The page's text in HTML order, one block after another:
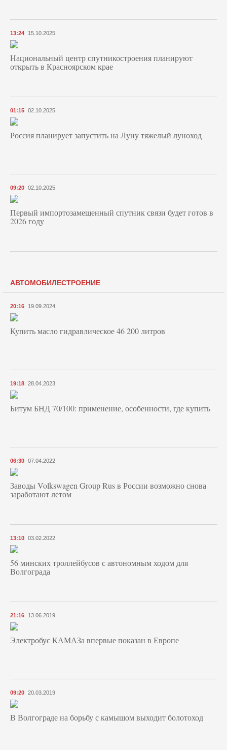
13:24 15.10.2025
Национальный центр спутникостроения планируют
открыть в Красноярском крае
01:15 02.10.2025
Россия планирует запустить на Луну тяжелый луноход
09:20 02.10.2025
Первый импортозамещенный спутник связи будет готов в
2026 году
АВТОМОБИЛЕСТРОЕНИЕ
20:16 19.09.2024
Купить масло гидравлическое 46 200 литров
19:18 28.04.2023
Битум БНД 70/100: применение, особенности, где купить
06:30 07.04.2022
Заводы Volkswagen Group Rus в России возможно снова
заработают летом
13:10 03.02.2022
56 минских троллейбусов с автономным ходом для
Волгограда
21:16 13.06.2019
Электробус КАМАЗа впервые показан в Европе
09:20 20.03.2019
В Волгограде на борьбу с камышом выходит болотоход